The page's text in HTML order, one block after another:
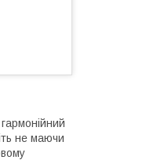
не маючи